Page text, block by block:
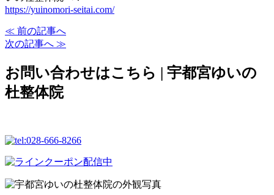
https://yuinomori-seitai.com/
≪ 前の記事へ
次の記事へ ≫
お問い合わせはこちら | 宇都宮ゆいの
杜整体院